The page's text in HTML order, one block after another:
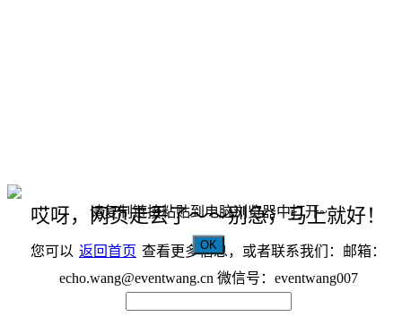
哎呀，网页走丢了～～别急，马上就好！
您可以 返回首页 查看更多信息，或者联系我们：邮箱：
echo.wang@eventwang.cn 微信号：eventwang007
请复制链接粘贴到电脑浏览器中打开~
OK